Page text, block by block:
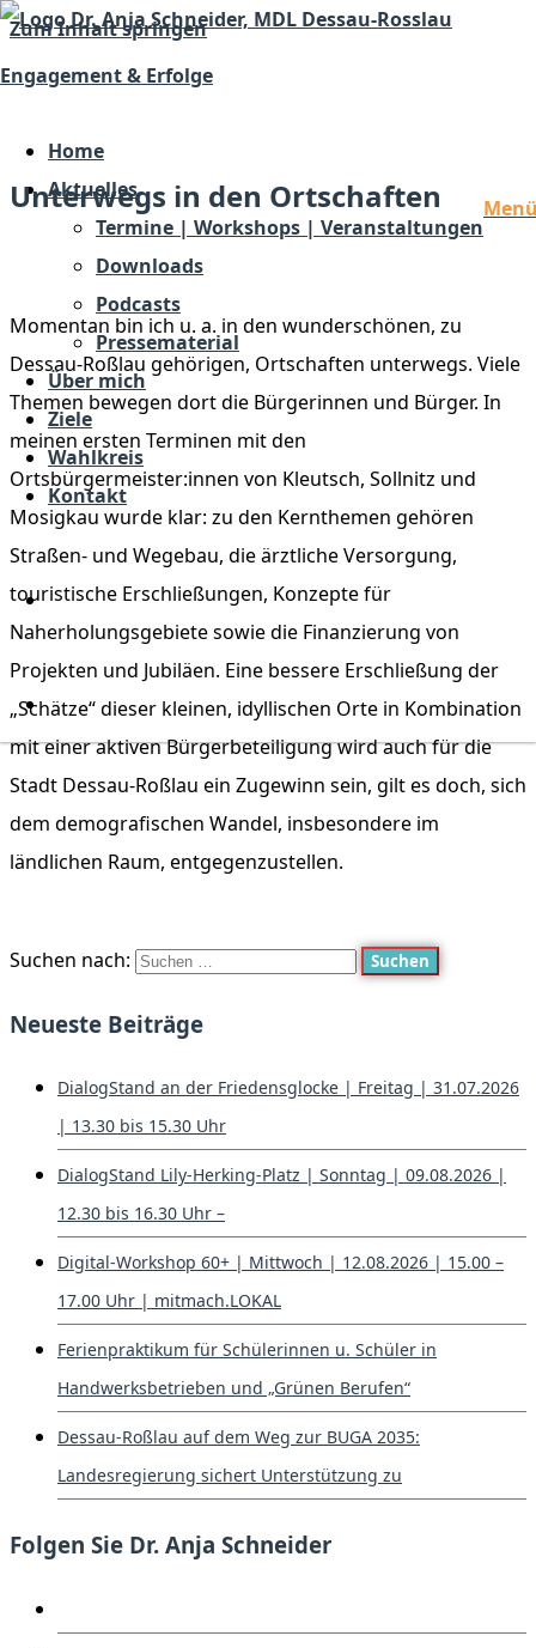
Zum Inhalt springen
Dr. Anja Schneider
Hinhören. Reden. Handeln.
Engagement & Erfolge
Home
Aktuelles
Termine | Workshops | Veranstaltungen
Downloads
Podcasts
Pressematerial
Über mich
Ziele
Wahlkreis
Kontakt
Unterwegs in den Ortschaften
Momentan bin ich u. a. in den wunderschönen, zu
Dessau-Roßlau gehörigen, Ortschaften unterwegs. Viele
Themen bewegen dort die Bürgerinnen und Bürger. In
meinen ersten Terminen mit den
Ortsbürgermeister:innen von Kleutsch, Sollnitz und
Mosigkau wurde klar: zu den Kernthemen gehören
Straßen- und Wegebau, die ärztliche Versorgung,
touristische Erschließungen, Konzepte für
Naherholungsgebiete sowie die Finanzierung von
Projekten und Jubiläen. Eine bessere Erschließung der
„Schätze“ dieser kleinen, idyllischen Orte in Kombination
mit einer aktiven Bürgerbeteiligung wird auch für die
Stadt Dessau-Roßlau ein Zugewinn sein, gilt es doch, sich
dem demografischen Wandel, insbesondere im
ländlichen Raum, entgegenzustellen.
Suchen nach:
Neueste Beiträge
DialogStand an der Friedensglocke | Freitag | 31.07.2026
| 13.30 bis 15.30 Uhr
DialogStand Lily-Herking-Platz | Sonntag | 09.08.2026 |
12.30 bis 16.30 Uhr –
Digital-Workshop 60+ | Mittwoch | 12.08.2026 | 15.00 –
17.00 Uhr | mitmach.LOKAL
Ferienpraktikum für Schülerinnen u. Schüler in
Handwerksbetrieben und „Grünen Berufen“
Dessau-Roßlau auf dem Weg zur BUGA 2035:
Landesregierung sichert Unterstützung zu
Folgen Sie Dr. Anja Schneider